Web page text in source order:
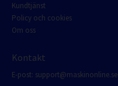
Kundtjänst
Policy och cookies
Om oss
Kontakt
E-post: support@maskinonline.se